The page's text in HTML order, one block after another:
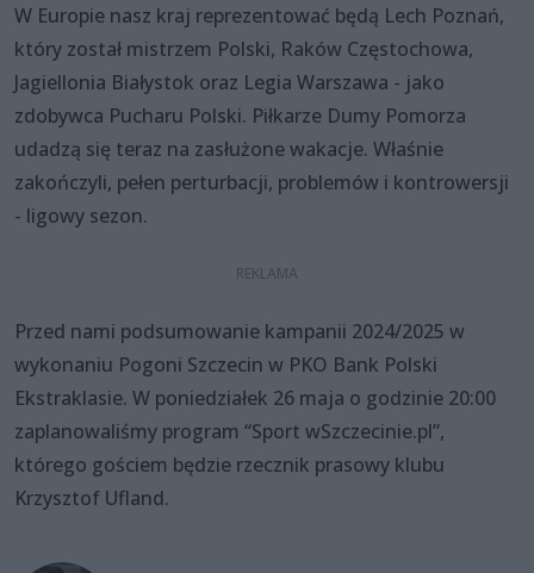
W Europie nasz kraj reprezentować będą Lech Poznań,
który został mistrzem Polski, Raków Częstochowa,
Jagiellonia Białystok oraz Legia Warszawa - jako
zdobywca Pucharu Polski. Piłkarze Dumy Pomorza
udadzą się teraz na zasłużone wakacje. Właśnie
zakończyli, pełen perturbacji, problemów i kontrowersji
- ligowy sezon.
Przed nami podsumowanie kampanii 2024/2025 w
wykonaniu Pogoni Szczecin w PKO Bank Polski
Ekstraklasie. W poniedziałek 26 maja o godzinie 20:00
zaplanowaliśmy program “Sport wSzczecinie.pl”,
którego gościem będzie rzecznik prasowy klubu
Krzysztof Ufland.